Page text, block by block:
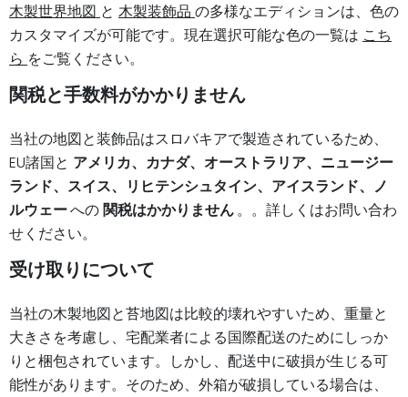
木製世界地図 と 木製装飾品 の多様なエディションは、色の
カスタマイズが可能です。現在選択可能な色の一覧は こち
ら をご覧ください。
関税と手数料がかかりません
当社の地図と装飾品はスロバキアで製造されているため、
EU諸国と アメリカ、カナダ、オーストラリア、ニュージー
ランド、スイス、リヒテンシュタイン、アイスランド、ノ
ルウェーへの関税はかかりません。。詳しくはお問い合わ
せください。
受け取りについて
当社の木製地図と苔地図は比較的壊れやすいため、重量と
大きさを考慮し、宅配業者による国際配送のためにしっか
りと梱包されています。しかし、配送中に破損が生じる可
能性があります。そのため、外箱が破損している場合は、